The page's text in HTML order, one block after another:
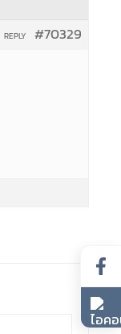
#70329
REPLY